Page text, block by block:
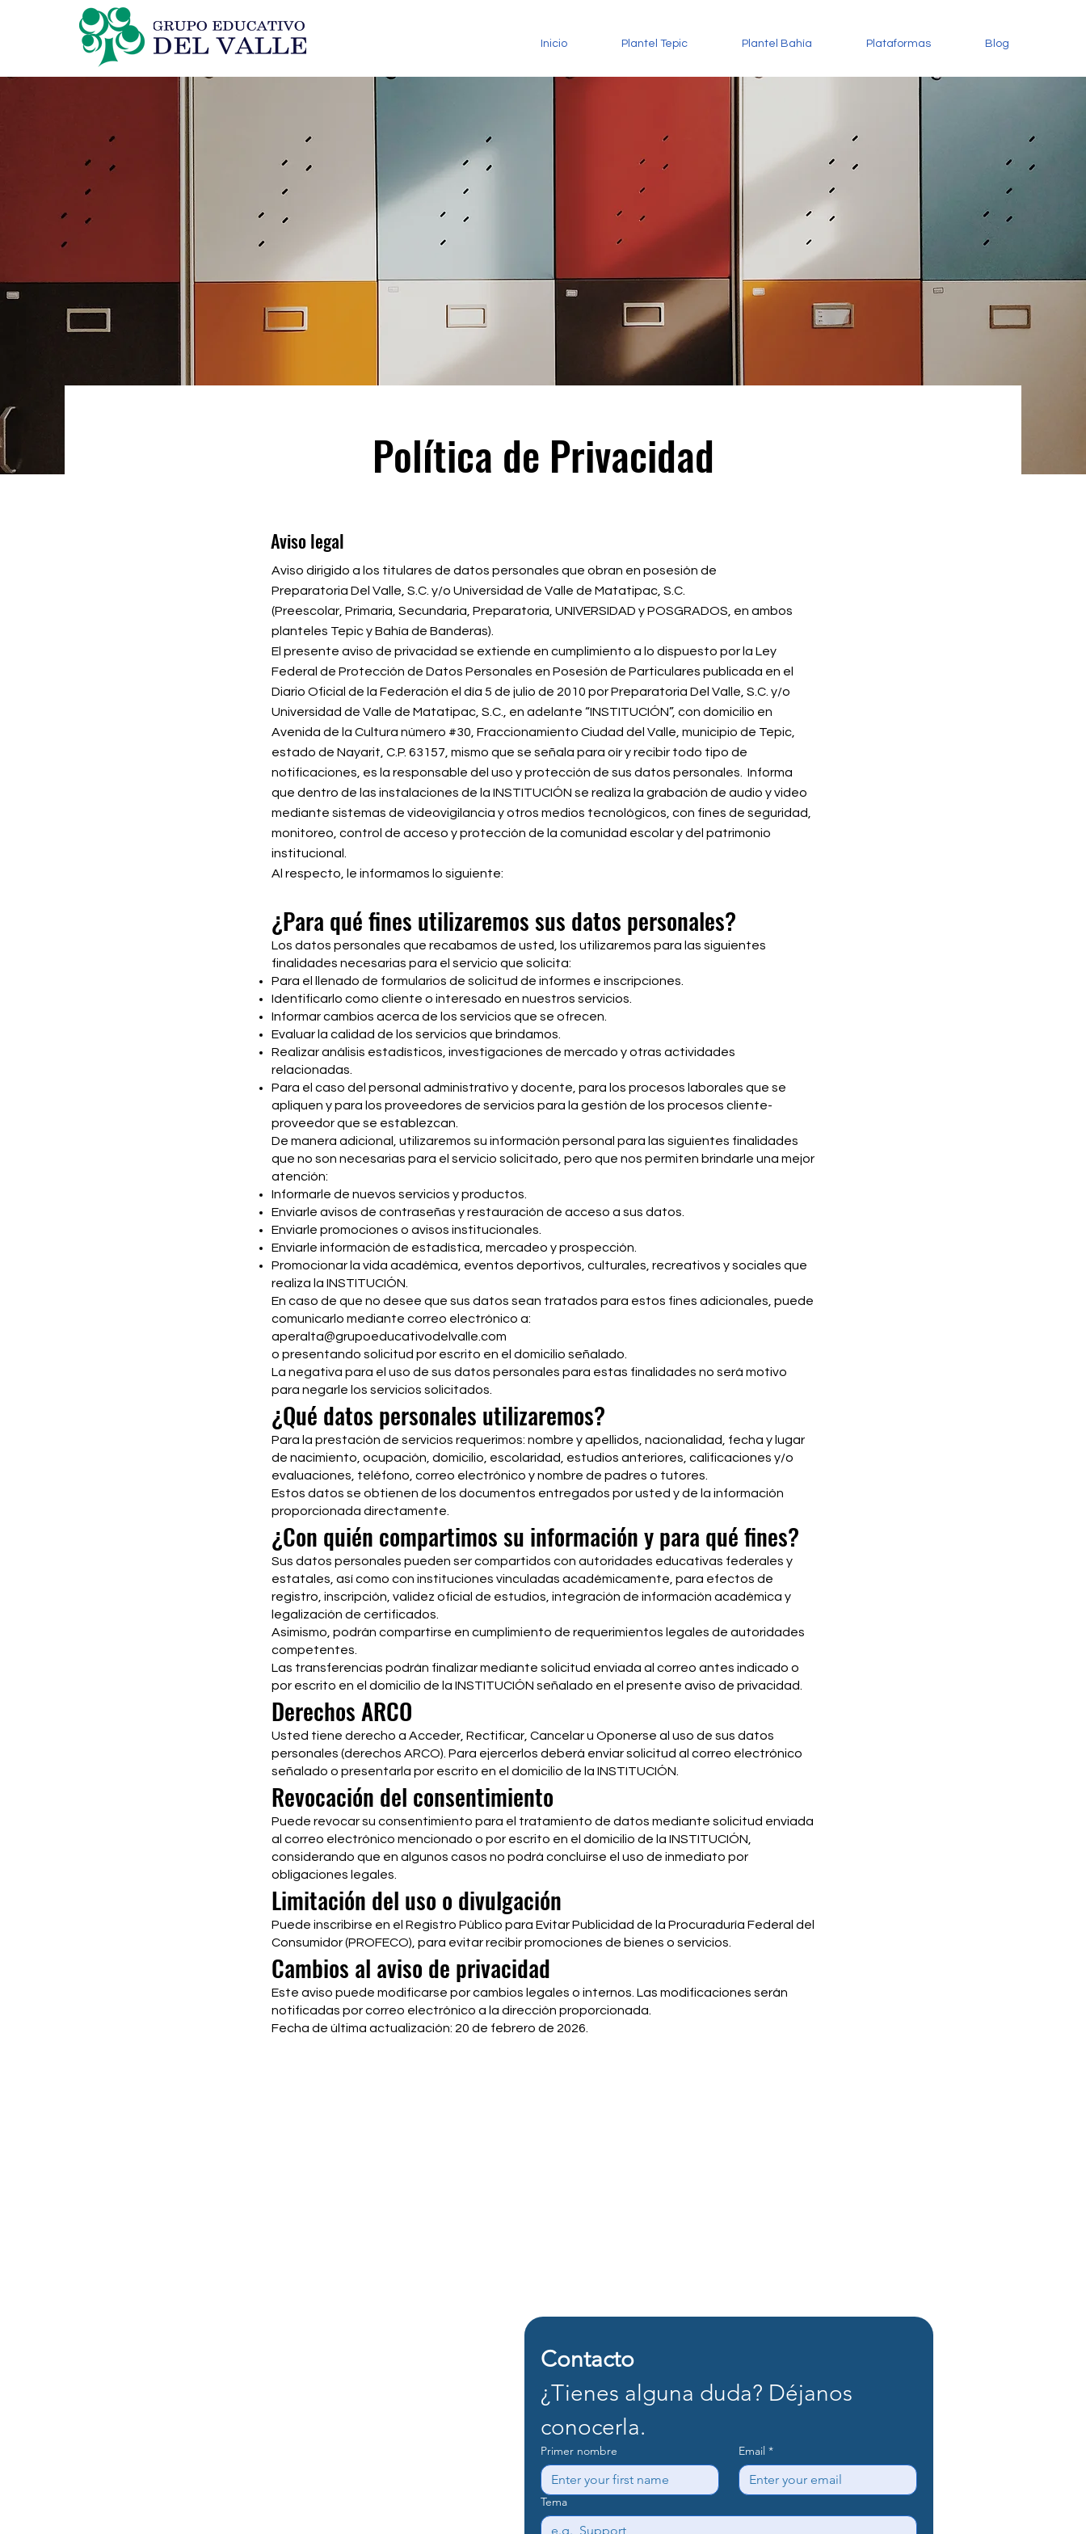
Inicio Plantel Tepic Plantel Bahía Plataformas Blog
Política de Privacidad
Aviso legal
Aviso dirigido a los titulares de datos personales que obran en posesión de
Preparatoria Del Valle, S.C. y/o Universidad de Valle de Matatipac, S.C.
(Preescolar, Primaria, Secundaria, Preparatoria, UNIVERSIDAD y POSGRADOS, en ambos
planteles Tepic y Bahía de Banderas).
El presente aviso de privacidad se extiende en cumplimiento a lo dispuesto por la Ley
Federal de Protección de Datos Personales en Posesión de Particulares publicada en el
Diario Oficial de la Federación el día 5 de julio de 2010 por Preparatoria Del Valle, S.C. y/o
Universidad de Valle de Matatipac, S.C., en adelante “INSTITUCIÓN”, con domicilio en
Avenida de la Cultura número #30, Fraccionamiento Ciudad del Valle, municipio de Tepic,
estado de Nayarit, C.P. 63157, mismo que se señala para oír y recibir todo tipo de
notificaciones, es la responsable del uso y protección de sus datos personales. Informa
que dentro de las instalaciones de la INSTITUCIÓN se realiza la grabación de audio y video
mediante sistemas de videovigilancia y otros medios tecnológicos, con fines de seguridad,
monitoreo, control de acceso y protección de la comunidad escolar y del patrimonio
institucional.
Al respecto, le informamos lo siguiente:
¿Para qué fines utilizaremos sus datos personales?
Los datos personales que recabamos de usted, los utilizaremos para las siguientes
finalidades necesarias para el servicio que solicita:
Para el llenado de formularios de solicitud de informes e inscripciones.
Identificarlo como cliente o interesado en nuestros servicios.
Informar cambios acerca de los servicios que se ofrecen.
Evaluar la calidad de los servicios que brindamos.
Realizar análisis estadísticos, investigaciones de mercado y otras actividades
relacionadas.
Para el caso del personal administrativo y docente, para los procesos laborales que se
apliquen y para los proveedores de servicios para la gestión de los procesos cliente-
proveedor que se establezcan.
De manera adicional, utilizaremos su información personal para las siguientes finalidades
que no son necesarias para el servicio solicitado, pero que nos permiten brindarle una mejor
atención:
Informarle de nuevos servicios y productos.
Enviarle avisos de contraseñas y restauración de acceso a sus datos.
Enviarle promociones o avisos institucionales.
Enviarle información de estadística, mercadeo y prospección.
Promocionar la vida académica, eventos deportivos, culturales, recreativos y sociales que
realiza la INSTITUCIÓN.
En caso de que no desee que sus datos sean tratados para estos fines adicionales, puede
comunicarlo mediante correo electrónico a:
aperalta@grupoeducativodelvalle.com
o presentando solicitud por escrito en el domicilio señalado.
La negativa para el uso de sus datos personales para estas finalidades no será motivo
para negarle los servicios solicitados.
¿Qué datos personales utilizaremos?
Para la prestación de servicios requerimos: nombre y apellidos, nacionalidad, fecha y lugar
de nacimiento, ocupación, domicilio, escolaridad, estudios anteriores, calificaciones y/o
evaluaciones, teléfono, correo electrónico y nombre de padres o tutores.
Estos datos se obtienen de los documentos entregados por usted y de la información
proporcionada directamente.
¿Con quién compartimos su información y para qué fines?
Sus datos personales pueden ser compartidos con autoridades educativas federales y
estatales, así como con instituciones vinculadas académicamente, para efectos de
registro, inscripción, validez oficial de estudios, integración de información académica y
legalización de certificados.
Asimismo, podrán compartirse en cumplimiento de requerimientos legales de autoridades
competentes.
Las transferencias podrán finalizar mediante solicitud enviada al correo antes indicado o
por escrito en el domicilio de la INSTITUCIÓN señalado en el presente aviso de privacidad.
Derechos ARCO
Usted tiene derecho a Acceder, Rectificar, Cancelar u Oponerse al uso de sus datos
personales (derechos ARCO). Para ejercerlos deberá enviar solicitud al correo electrónico
señalado o presentarla por escrito en el domicilio de la INSTITUCIÓN.
Revocación del consentimiento
Puede revocar su consentimiento para el tratamiento de datos mediante solicitud enviada
al correo electrónico mencionado o por escrito en el domicilio de la INSTITUCIÓN,
considerando que en algunos casos no podrá concluirse el uso de inmediato por
obligaciones legales.
Limitación del uso o divulgación
Puede inscribirse en el Registro Público para Evitar Publicidad de la Procuraduría Federal del
Consumidor (PROFECO), para evitar recibir promociones de bienes o servicios.
Cambios al aviso de privacidad
Este aviso puede modificarse por cambios legales o internos. Las modificaciones serán
notificadas por correo electrónico a la dirección proporcionada.
Fecha de última actualización: 20 de febrero de 2026.
Contacto
¿Tienes alguna duda? Déjanos
conocerla.
Primer nombre Email *
Tema